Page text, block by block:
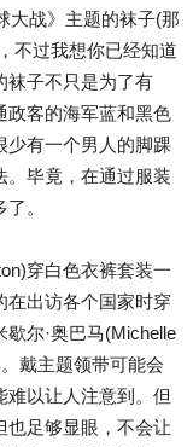
大战》主题的袜子(那
不过我想你已经知道
袜子不只是为了有
政客的海军蓝和黑色
少有一个男人的脚踝
。毕竟，在通过服装
。
穿白色衣裤套装一
在出访各个国家时穿
尔·奥巴马(Michelle
戴主题领带可能会
以让人注意到。但
也足够显眼，不会让